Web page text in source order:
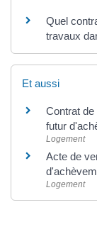
Quel
travaux
Et aussi
Contrat
futur
Logement
Acte de
Logement